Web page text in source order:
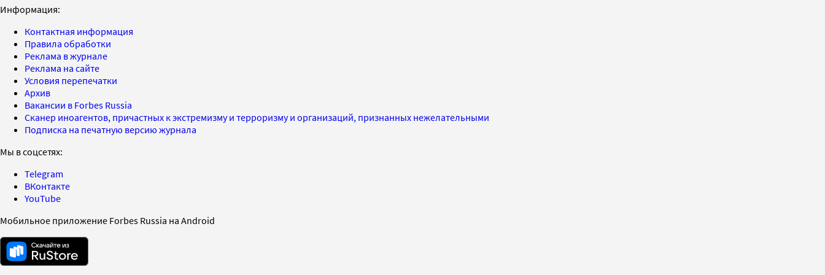
Информация:
Контактная информация
Правила обработки
Реклама в журнале
Реклама на сайте
Условия перепечатки
Архив
Вакансии в Forbes Russia
Сканер иноагентов, причастных к экстремизму и терроризму и организаций, признанных нежелательными
Подписка на печатную версию журнала
Мы в соцсетях:
Telegram
ВКонтакте
YouTube
Мобильное приложение Forbes Russia на Android